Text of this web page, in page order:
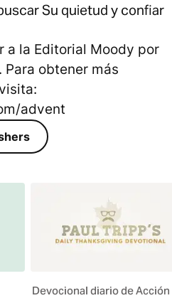
Su quietud y confiar
a la Editorial Moody por
obtener más
advent
Devocional diario de Acción